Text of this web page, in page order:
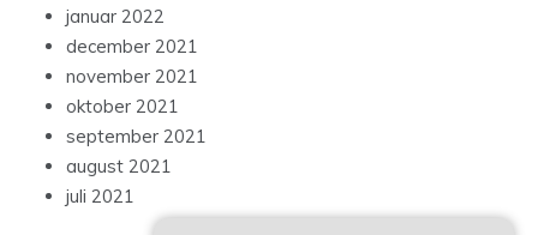
januar 2022
december 2021
november 2021
oktober 2021
september 2021
august 2021
juli 2021